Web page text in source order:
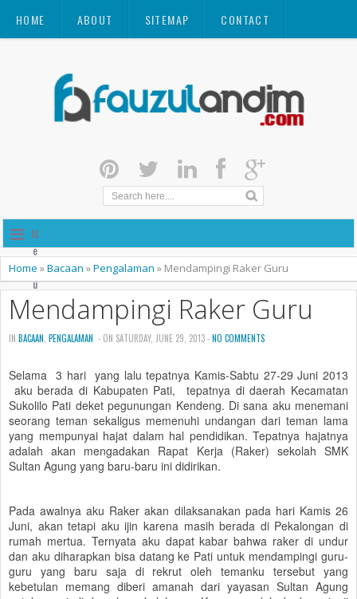
HOME ABOUT SITEMAP CONTACT
M
e
n
u
Home »Bacaan »Pengalaman » Mendampingi Raker Guru
Mendampingi Raker Guru
IN BACAAN PENGALAMAN - ON SATURDAY, JUNE 29, 2013 -NO COMMENTS
Selama 3 hari yang lalu tepatnya Kamis-Sabtu 27-29 Juni 2013
aku berada di Kabupaten Pati, tepatnya di daerah Kecamatan
Sukolilo Pati deket pegunungan Kendeng. Di sana aku menemani
seorang teman sekaligus memenuhi undangan dari teman lama
yang mempunyai hajat dalam hal pendidikan. Tepatnya hajatnya
adalah akan mengadakan Rapat Kerja (Raker) sekolah SMK
Sultan Agung yang baru-baru ini didirikan.
Pada awalnya aku Raker akan dilaksanakan pada hari Kamis 26
Juni, akan tetapi aku ijin karena masih berada di Pekalongan di
rumah mertua. Ternyata aku dapat kabar bahwa raker di undur
dan aku diharapkan bisa datang ke Pati untuk mendampingi guru-
guru yang baru saja di rekrut oleh temanku tersebut yang
kebetulan memang diberi amanah dari yayasan Sultan Agung